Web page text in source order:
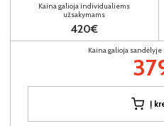
Kaina galioja individualiems
užsakymams
420€
Kaina galioja
Į